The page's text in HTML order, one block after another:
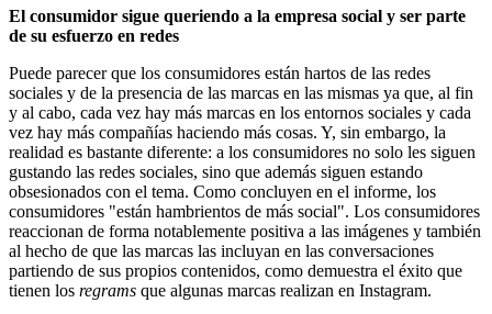
El consumidor sigue queriendo a la empresa social y ser parte
de su esfuerzo en redes
Puede parecer que los consumidores están hartos de las redes
sociales y de la presencia de las marcas en las mismas ya que, al fin
y al cabo, cada vez hay más marcas en los entornos sociales y cada
vez hay más compañías haciendo más cosas. Y, sin embargo, la
realidad es bastante diferente: a los consumidores no solo les siguen
gustando las redes sociales, sino que además siguen estando
obsesionados con el tema. Como concluyen en el informe, los
consumidores "están hambrientos de más social". Los consumidores
reaccionan de forma notablemente positiva a las imágenes y también
al hecho de que las marcas las incluyan en las conversaciones
partiendo de sus propios contenidos, como demuestra el éxito que
tienen los regrams que algunas marcas realizan en Instagram.